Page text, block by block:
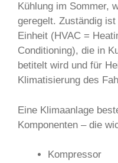
Kühlung im Sommer,
geregelt. Zuständig
Einheit (HVAC =
Conditioning), die in
betitelt wird und für
Klimatisierung des
Eine Klimaanlage
Komponenten – die
Kompressor